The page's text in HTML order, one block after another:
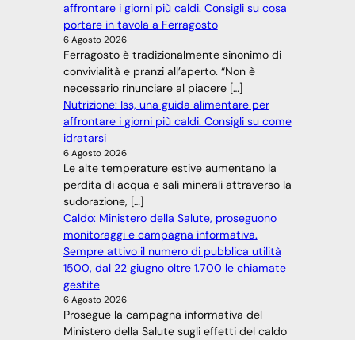
affrontare i giorni più caldi. Consigli su cosa
portare in tavola a Ferragosto
6 Agosto 2026
Ferragosto è tradizionalmente sinonimo di
convivialità e pranzi all’aperto. “Non è
necessario rinunciare al piacere […]
Nutrizione: Iss, una guida alimentare per
affrontare i giorni più caldi. Consigli su come
idratarsi
6 Agosto 2026
Le alte temperature estive aumentano la
perdita di acqua e sali minerali attraverso la
sudorazione, […]
Caldo: Ministero della Salute, proseguono
monitoraggi e campagna informativa.
Sempre attivo il numero di pubblica utilità
1500, dal 22 giugno oltre 1.700 le chiamate
gestite
6 Agosto 2026
Prosegue la campagna informativa del
Ministero della Salute sugli effetti del caldo